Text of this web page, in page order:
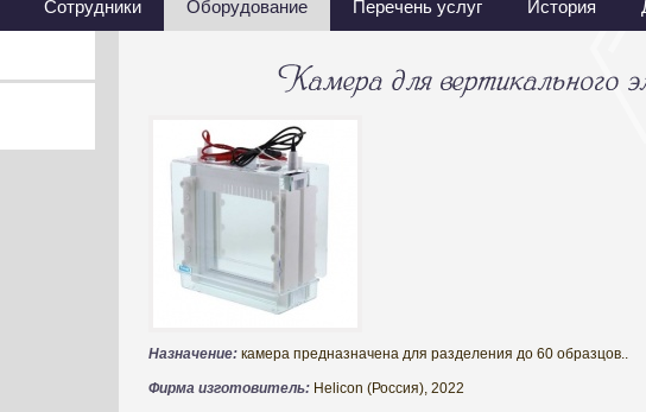
Сотрудники Оборудование Перечень услуг История
Назначение: камера предназначена для разделения до 60 образцов..
Фирма изготовитель: Helicon (Россия), 2022